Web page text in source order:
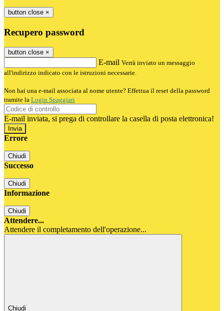
button close ×
Recupero password
button close ×
E-mail Verrà inviato un messaggio
all'indirizzo indicato con le istruzioni necessarie.
Non hai una e-mail associata al nome utente? Effettua il reset della password
tramite la Login Spaggiari
E-mail inviata, si prega di controllare la casella di posta elettronica!
Errore
Chiudi
Successo
Chiudi
Informazione
Chiudi
Attendere...
Attendere il completamento dell'operazione...
Chiudi